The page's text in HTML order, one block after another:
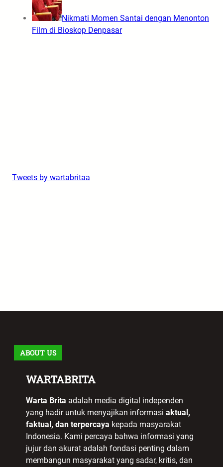
Nikmati Momen Santai dengan Menonton
Film di Bioskop Denpasar
Tweets by wartabritaa
ABOUT US
WARTABRITA
Warta Brita adalah media digital independen
yang hadir untuk menyajikan informasi aktual,
faktual, dan terpercaya kepada masyarakat
Indonesia. Kami percaya bahwa informasi yang
jujur dan akurat adalah fondasi penting dalam
membangun masyarakat yang sadar, kritis, dan